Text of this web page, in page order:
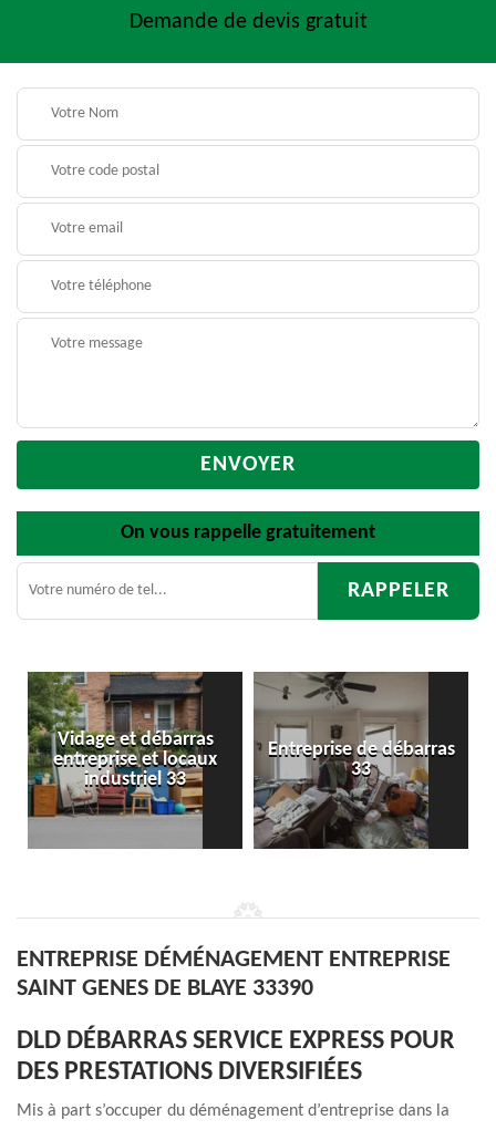
Demande de devis gratuit
On vous rappelle gratuitement
Entreprise de débarras
33
Débarras
d'appartement 33
ENTREPRISE DÉMÉNAGEMENT ENTREPRISE
SAINT GENES DE BLAYE 33390
DLD DÉBARRAS SERVICE EXPRESS POUR
DES PRESTATIONS DIVERSIFIÉES
Mis à part s’occuper du déménagement d’entreprise dans la